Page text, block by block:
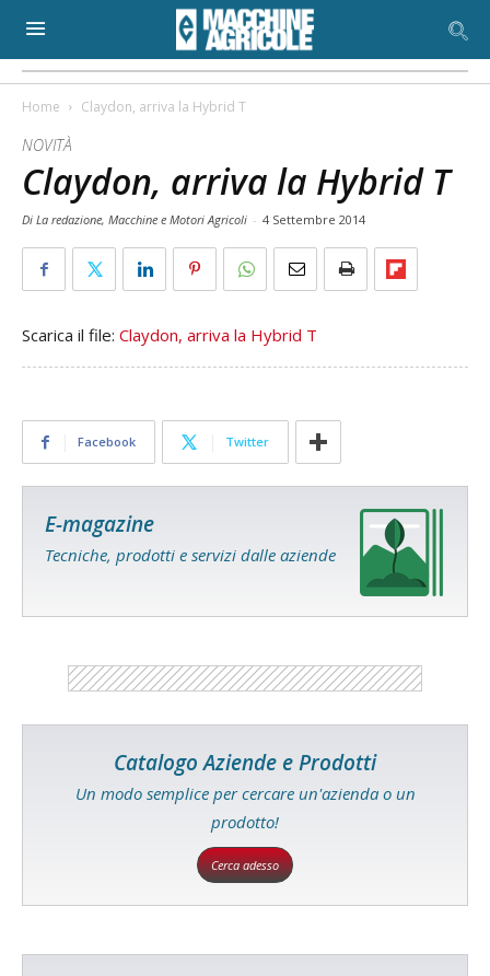
Home Claydon, arriva la Hybrid T
NOVITÀ
Claydon, arriva la Hybrid T
Di La redazione, Macchine e Motori Agricoli - 4 Settembre 2014
Scarica il file: Claydon, arriva la Hybrid T
Facebook Twitter
E-magazine
Tecniche, prodotti e servizi dalle aziende
Catalogo Aziende e Prodotti
Un modo semplice per cercare un'azienda o un
prodotto!
Cerca adesso